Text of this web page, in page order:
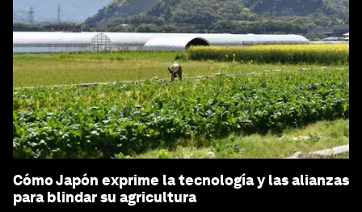
Cómo Japón exprime la tecnología y las alianzas
para blindar su agricultura